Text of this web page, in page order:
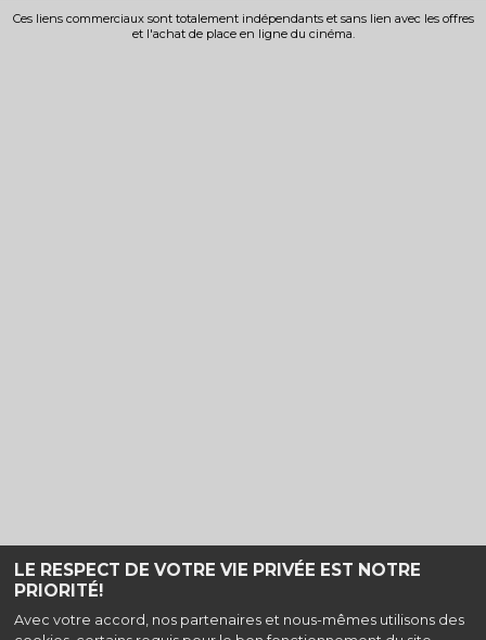
LE RESPECT DE VOTRE VIE PRIVÉE EST NOTRE
PRIORITÉ!
Avec votre accord, nos partenaires et nous-mêmes utilisons des
Ces liens commerciaux sont totalement indépendants et sans lien avec les offres
et l'achat de place en ligne du cinéma.
Haut de page